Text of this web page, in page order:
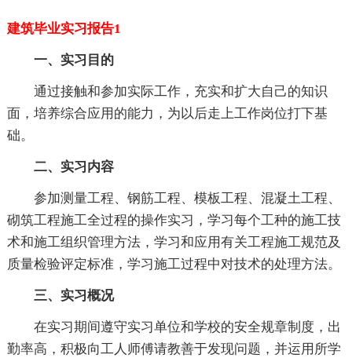
建筑毕业实习报告1
一、实习目的
通过接触和参加实际工作，充实和扩大自己的知识
面，培养综合应用的能力，为以后走上工作岗位打下基
础。
二、实习内容
参加测量工程、钢筋工程、模板工程、混凝土工程、
砌筑工程施工全过程的操作实习，学习每个工种的施工技
术和施工组织管理方法，学习和应用有关工程施工规范及
质量检验评定标准，学习施工过程中对技术的处理方法。
三、实习概况
在实习期间遵守实习单位和学校的安全规章制度，出
勤率高，积极向工人师傅请教善于发现问题，并运用所学